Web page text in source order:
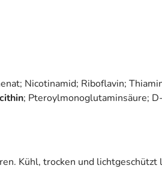
Nicotinamid; Riboflavin;
; Pteroylmonoglutaminsäure;
Kühl, trocken und lichtgeschützt